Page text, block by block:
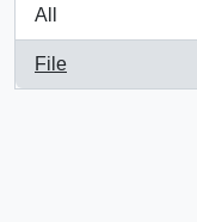
All
File
, 1 results